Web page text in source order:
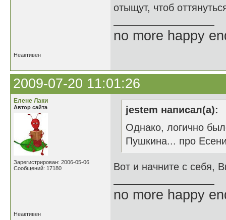
отыщут, чтоб
no more happy
Неактивен
2009-07-20 11:01:26
Елене Лаки
Автор сайта
Зарегистрирован: 2006-05-06
Сообщений: 17180
jestem написал(а):
Однако, логично
Пушкина... про
Вот и начните с себя,
no more happy
Неактивен